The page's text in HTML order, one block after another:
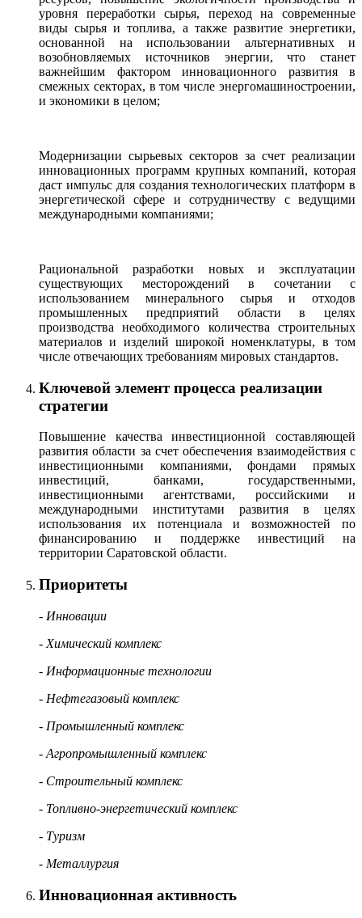
уровня переработки сырья, переход на современные
виды сырья и топлива, а также развитие энергетики,
основанной на использовании альтернативных и
возобновляемых источников энергии, что станет
важнейшим фактором инновационного развития в
смежных секторах, в том числе энергомашиностроении,
и экономики в целом;
Модернизации сырьевых секторов за счет реализации
инновационных программ крупных компаний, которая
даст импульс для создания технологических платформ в
энергетической сфере и сотрудничеству с ведущими
международными компаниями;
Рациональной разработки новых и эксплуатации
существующих месторождений в сочетании с
использованием минерального сырья и отходов
промышленных предприятий области в целях
производства необходимого количества строительных
материалов и изделий широкой номенклатуры, в том
числе отвечающих требованиям мировых стандартов.
Ключевой элемент процесса реализации
стратегии
Повышение качества инвестиционной составляющей
развития области за счет обеспечения взаимодействия с
инвестиционными компаниями, фондами прямых
инвестиций, банками, государственными,
инвестиционными агентствами, российскими и
международными институтами развития в целях
использования их потенциала и возможностей по
финансированию и поддержке инвестиций на
территории Саратовской области.
Приоритеты
- Инновации
- Химический комплекс
- Информационные технологии
- Нефтегазовый комплекс
- Промышленный комплекс
- Агропромышленный комплекс
- Строительный комплекс
- Топливно-энергетический комплекс
- Туризм
- Металлургия
Инновационная активность